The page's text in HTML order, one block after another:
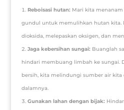
Reboisasi hutan: Mari kita
gundul untuk memulihkan hutan kita.
dioksida, melepaskan oksigen, dan
Jaga kebersihan sungai: Buanglah
hindari membuang limbah ke sungai.
bersih, kita melindungi sumber air
dalamnya.
Gunakan lahan dengan bijak: